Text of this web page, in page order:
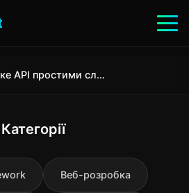
Що таке API простими словами: як програми спілкуються між собою
Категорії
Веб-розробка